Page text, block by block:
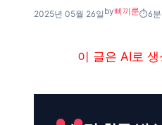
2025년 05월 26일 by삐끼룬 6분
이 글은 AI로